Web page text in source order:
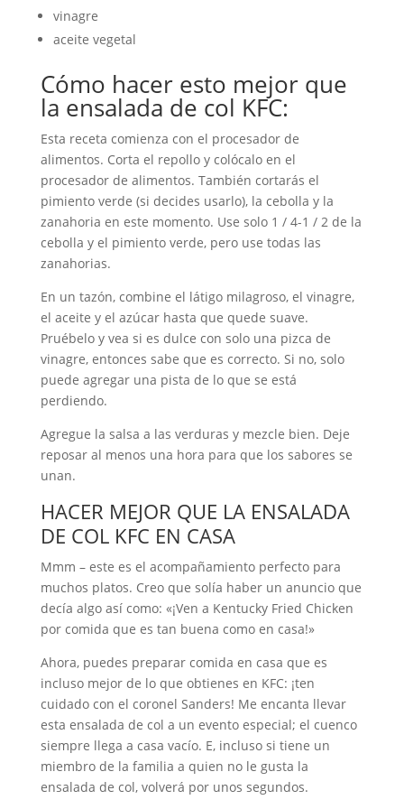
vinagre
aceite vegetal
Cómo hacer esto mejor que
la ensalada de col KFC:
Esta receta comienza con el procesador de
alimentos. Corta el repollo y colócalo en el
procesador de alimentos. También cortarás el
pimiento verde (si decides usarlo), la cebolla y la
zanahoria en este momento. Use solo 1 / 4-1 / 2 de la
cebolla y el pimiento verde, pero use todas las
zanahorias.
En un tazón, combine el látigo milagroso, el vinagre,
el aceite y el azúcar hasta que quede suave.
Pruébelo y vea si es dulce con solo una pizca de
vinagre, entonces sabe que es correcto. Si no, solo
puede agregar una pista de lo que se está
perdiendo.
Agregue la salsa a las verduras y mezcle bien. Deje
reposar al menos una hora para que los sabores se
unan.
HACER MEJOR QUE LA ENSALADA
DE COL KFC EN CASA
Mmm – este es el acompañamiento perfecto para
muchos platos. Creo que solía haber un anuncio que
decía algo así como: «¡Ven a Kentucky Fried Chicken
por comida que es tan buena como en casa!»
Ahora, puedes preparar comida en casa que es
incluso mejor de lo que obtienes en KFC: ¡ten
cuidado con el coronel Sanders! Me encanta llevar
esta ensalada de col a un evento especial; el cuenco
siempre llega a casa vacío. E, incluso si tiene un
miembro de la familia a quien no le gusta la
ensalada de col, volverá por unos segundos.